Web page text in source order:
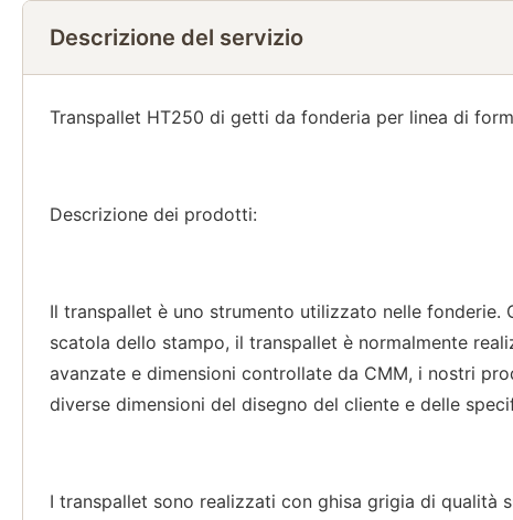
Descrizione del servizio
Transpallet HT250 di getti da fonderia per linea di
Descrizione dei prodotti:
Il transpallet è uno strumento utilizzato nelle
scatola dello stampo, il transpallet è normalmente
avanzate e dimensioni controllate da CMM, i nostri
diverse dimensioni del disegno del cliente e delle
I transpallet sono realizzati con ghisa grigia di qualità